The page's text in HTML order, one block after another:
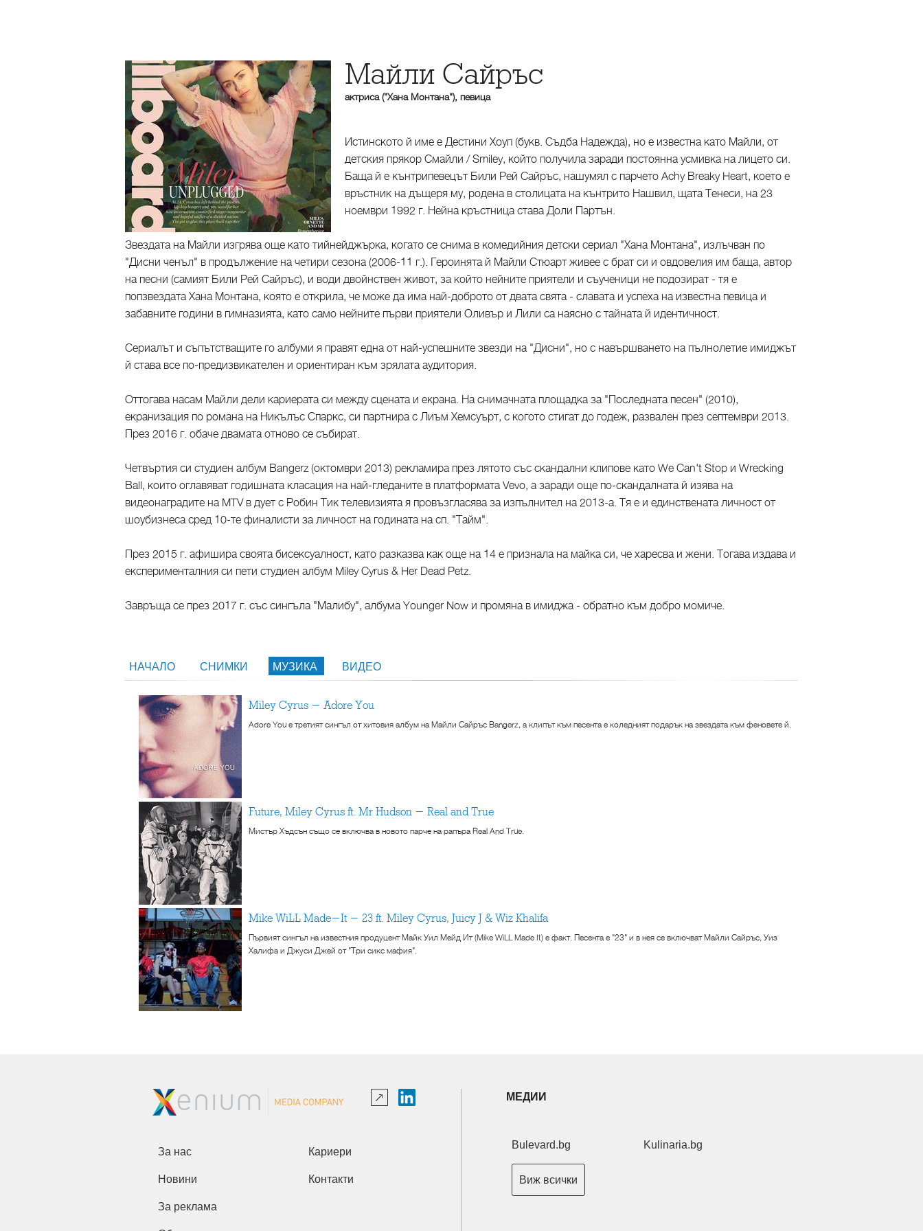
Майли Сайръс
актриса ("Хана Монтана"), певица
Истинското й име е Дестини Хоуп (букв. Съдба Надежда), но е известна като Майли, от
детския прякор Смайли / Smiley, който получила заради постоянна усмивка на лицето си.
Баща й е кънтрипевецът Били Рей Сайръс, нашумял с парчето Achy Breaky Heart, което е
връстник на дъщеря му, родена в столицата на кънтрито Нашвил, щата Тенеси, на 23
ноември 1992 г. Нейна кръстница става Доли Партън.
Звездата на Майли изгрява още като тийнейджърка, когато се снима в комедийния детски сериал "Хана Монтана", излъчван по
"Дисни ченъл" в продължение на четири сезона (2006-11 г.). Героинята й Майли Стюарт живее с брат си и овдовелия им баща, автор
на песни (самият Били Рей Сайръс), и води двойнствен живот, за който нейните приятели и съученици не подозират - тя е
попзвездата Хана Монтана, която е открила, че може да има най-доброто от двата свята - славата и успеха на известна певица и
забавните години в гимназията, като само нейните първи приятели Оливър и Лили са наясно с тайната й идентичност.
Сериалът и съпътстващите го албуми я правят една от най-успешните звезди на "Дисни", но с навършването на пълнолетие имиджът
й става все по-предизвикателен и ориентиран към зрялата аудитория.
Оттогава насам Майли дели кариерата си между сцената и екрана. На снимачната площадка за "Последната песен" (2010),
екранизация по романа на Никълъс Спаркс, си партнира с Лиъм Хемсуърт, с когото стигат до годеж, развален през септември 2013.
През 2016 г. обаче двамата отново се събират.
Четвъртия си студиен албум Bangerz (октомври 2013) рекламира през лятото със скандални клипове като We Can't Stop и Wrecking
Ball, които оглавяват годишната класация на най-гледаните в платформата Vevo, а заради още по-скандалната й изява на
видеонаградите на MTV в дует с Робин Тик телевизията я провъзгласява за изпълнител на 2013-а. Тя е и единствената личност от
шоубизнеса сред 10-те финалисти за личност на годината на сп. "Тайм".
През 2015 г. афишира своята бисексуалност, като разказва как още на 14 е признала на майка си, че харесва и жени. Тогава издава и
експерименталния си пети студиен албум Miley Cyrus & Her Dead Petz.
Завръща се през 2017 г. със сингъла "Малибу", албума Younger Now и промяна в имиджа - обратно към добро момиче.
НАЧАЛО СНИМКИ МУЗИКА ВИДЕО
Miley Cyrus - Adore You
Adore You е третият сингъл от хитовия албум на Майли Сайръс Bangerz, а клипът към песента е коледният подарък на звездата към феновете й.
Future, Miley Cyrus ft. Mr Hudson - Real and True
Мистър Хъдсън също се включва в новото парче на рапъра Real And True.
Mike WiLL Made-It - 23 ft. Miley Cyrus, Juicy J & Wiz Khalifa
Първият сингъл на известния продуцент Майк Уил Мейд Ит (Mike WiLL Made It) е факт. Песента е "23" и в нея се включват Майли Сайръс, Уиз
Халифа и Джуси Джей от "Три сикс мафия".
За нас Кариери
Новини Контакти
За реклама
МЕДИИ
Bulevard.bg Kulinaria.bg
Виж всички